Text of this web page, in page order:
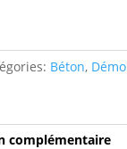
Béton,
complémentaire